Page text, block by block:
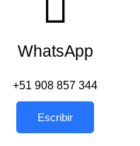
WhatsApp
+51 908 857 344
Escribir